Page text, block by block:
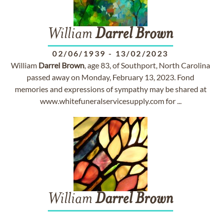
William DarrelBrown
02/06/1939 - 13/02/2023
William Darrel Brown, age 83, of Southport, North Carolina
passed away on Monday, February 13, 2023. Fond
memories and expressions of sympathy may be shared at
www.whitefuneralservicesupply.com for ...
William DarrelBrown